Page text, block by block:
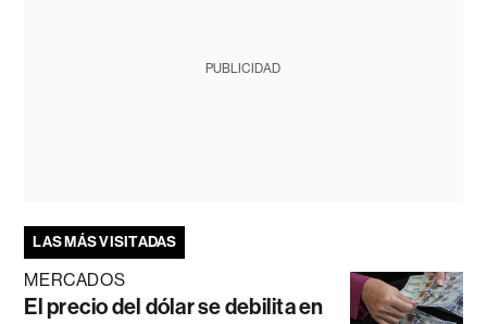
PUBLICIDAD
LAS MÁS VISITADAS
MERCADOS
El precio del dólar se debilita en